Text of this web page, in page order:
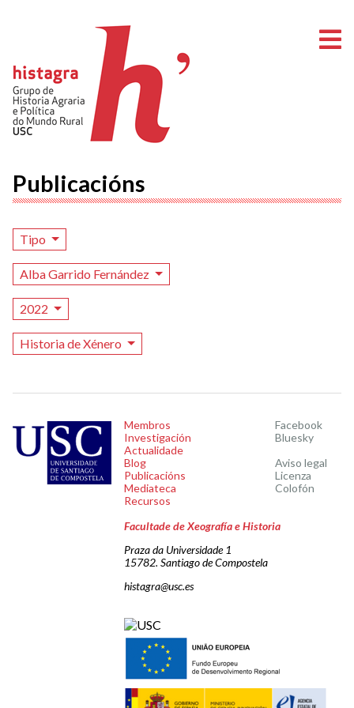
Publicacións
Tipo
Alba Garrido Fernández
2022
Historia de Xénero
Membros
Investigación
Actualidade
Blog
Publicacións
Mediateca
Recursos
Facebook
Bluesky
Aviso legal
Licenza
Colofón
Facultade de Xeografía e Historia
Praza da Universidade 1
15782. Santiago de Compostela
histagra@usc.es